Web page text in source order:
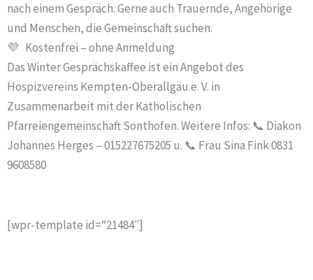
nach einem Gespräch. Gerne auch Trauernde, Angehörige
und Menschen, die Gemeinschaft suchen.
💜 Kostenfrei – ohne Anmeldung
Das Winter Gesprächskaffee ist ein Angebot des
Hospizvereins Kempten-Oberallgäu e. V. in
Zusammenarbeit mit der Katholischen
Pfarreiengemeinschaft Sonthofen. Weitere Infos: 📞 Diakon
Johannes Herges – 015227675205 u. 📞 Frau Sina Fink 0831
9608580
[wpr-template id=“21484″]